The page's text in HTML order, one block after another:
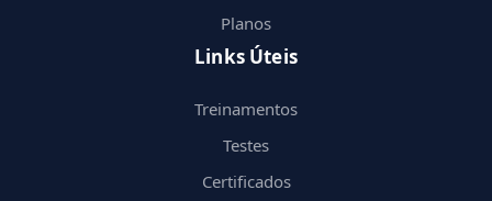
Planos
Links Úteis
Treinamentos
Testes
Certificados